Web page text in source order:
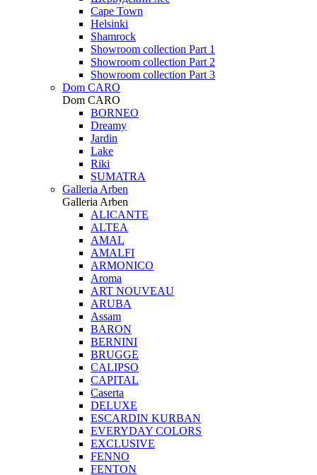
Cape Town
Helsinki
Shamrock
Showroom collection Part 1
Showroom collection Part 2
Showroom collection Part 3
Dom CARO
Dom CARO
BORNEO
Dreamy
Jardin
Lake
Riki
SUMATRA
Galleria Arben
Galleria Arben
ALICANTE
ALTEA
AMAL
AMALFI
ARMONICO
Aroma
ART NOUVEAU
ARUBA
Assam
BARON
BERNINI
BRUGGE
CALIPSO
CAPITAL
Caserta
DELUXE
ESCARDIN KURBAN
EVERYDAY COLORS
EXCLUSIVE
FENNO
FENTON